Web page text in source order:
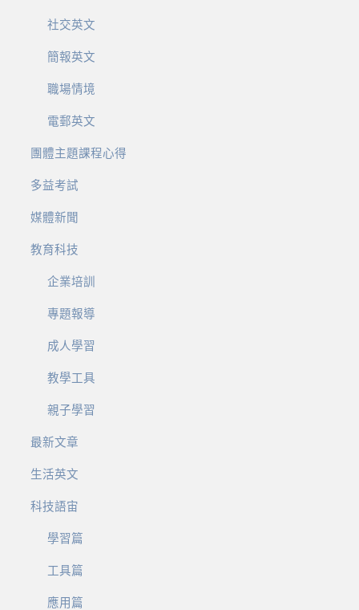
社交英文
簡報英文
職場情境
電郵英文
團體主題課程心得
多益考試
媒體新聞
教育科技
企業培訓
專題報導
成人學習
教學工具
親子學習
最新文章
生活英文
科技語宙
學習篇
工具篇
應用篇